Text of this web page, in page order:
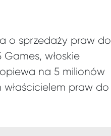
o sprzedaży praw do
włoskie
na 5 milionów
praw do